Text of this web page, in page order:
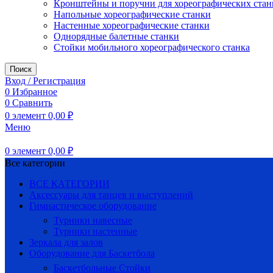
Кронштейны и поручни для хореографических
Напольные хореографические станки
Настенные хореографические станки
Однорядные балетные станки
Стойки мобильного хореографического станка
Поиск
Вход / Регистрация
0 Избранное
0 Сравнить
0 элемент 0,00 ₽
Меню
0 элемент 0,00 ₽
Все категории
ВСЕ КАТЕГОРИИ
Аксессуары для танцев и выступлений
Гимнастическое оборудование
Турники навесные
Турники настенные
Зеркала для залов
Оборудование для Баскетбола
Баскетбольные Стойки